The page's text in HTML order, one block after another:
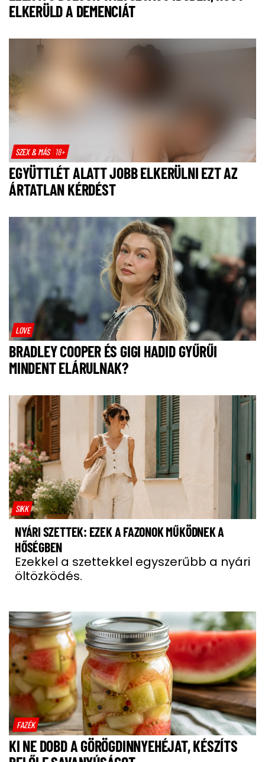
ELKERÜLD A DEMENCIÁT
SZEX & MÁS 18+
EGYÜTTLÉT ALATT JOBB ELKERÜLNI EZT AZ
ÁRTATLAN KÉRDÉST
LOVE
BRADLEY COOPER ÉS GIGI HADID GYŰRŰI
MINDENT ELÁRULNAK?
SIKK
NYÁRI SZETTEK: EZEK A FAZONOK MŰKÖDNEK A
HŐSÉGBEN
Ezekkel a szettekkel egyszerűbb a nyári
öltözködés.
FAZÉK
KI NE DOBD A GÖRÖGDINNYEHÉJAT, KÉSZÍTS